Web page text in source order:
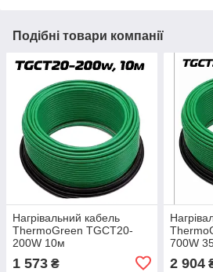
Подібні товари компанії
Нагрівальний кабель
ThermoGreen TGCT20-
200W 10м
1 573 ₴
700W
2 904